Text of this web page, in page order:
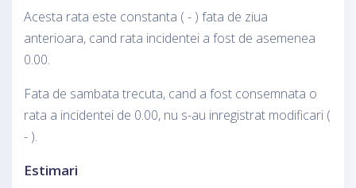
Acesta rata este constanta ( - ) fata de ziua
anterioara, cand rata incidentei a fost de asemenea
0.00.
Fata de sambata trecuta, cand a fost consemnata o
rata a incidentei de 0.00, nu s-au inregistrat modificari (
- ).
Estimari